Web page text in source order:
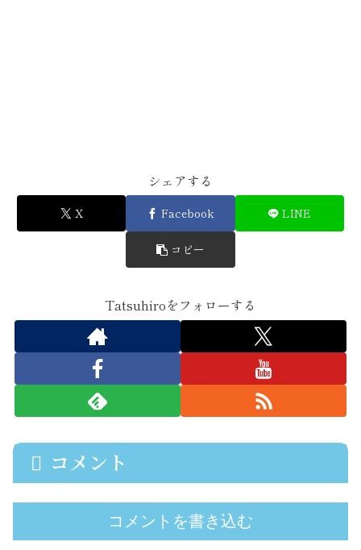
シェアする
X Facebook LINE
コピー
Tatsuhiroをフォローする
コメント
コメントを書き込む